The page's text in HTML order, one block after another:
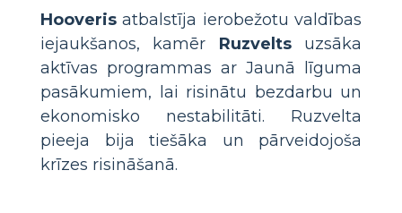
Hooveris atbalstīja ierobežotu valdības
iejaukšanos, kamēr Ruzveltsuzsāka
aktīvas programmas ar Jaunā līguma
pasākumiem, lai risinātu bezdarbu un
ekonomisko nestabilitāti. Ruzvelta
pieeja bija tiešāka un pārveidojoša
krīzes risināšanā.